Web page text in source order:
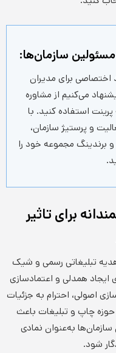
سازمان‌ها:
اختصاصی برای مدیران
می‌کنیم از مشاوره
استفاده کنید. با
و پرستیژ سازمان،
و برندینگ مجموعه خود را
برای تاثیر
تبلیغاتی رسمی و شیک
ایجاد همدلی و اعتمادسازی
اصولی، احترام به جزئیات
حوزه چاپ و تبلیغات باعث
به‌عنوان نمادی
شود.